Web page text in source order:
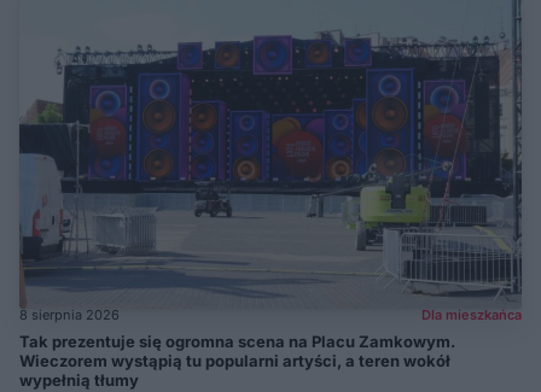
8 sierpnia 2026 Dla mieszkańca
Tak prezentuje się ogromna scena na Placu Zamkowym.
Wieczorem wystąpią tu popularni artyści, a teren wokół
wypełnią tłumy